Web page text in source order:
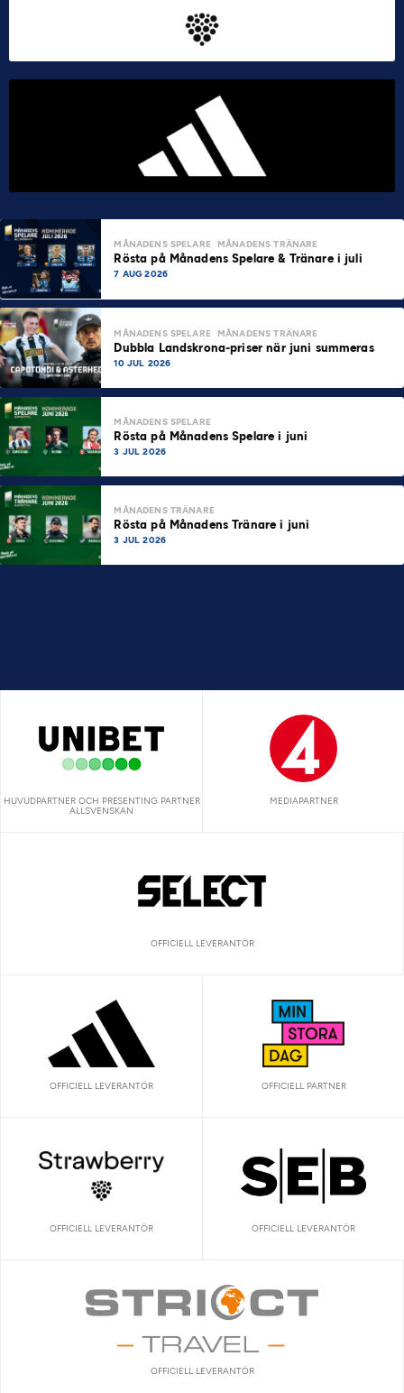
MÅNADENS SPELARE MÅNADENS TRÄNARE
Rösta på Månadens Spelare & Tränare i juli
7 AUG 2026
MÅNADENS SPELARE MÅNADENS TRÄNARE
Dubbla Landskrona-priser när juni summeras
10 JUL 2026
MÅNADENS SPELARE
Rösta på Månadens Spelare i juni
3 JUL 2026
MÅNADENS TRÄNARE
Rösta på Månadens Tränare i juni
3 JUL 2026
HUVUDPARTNER OCH PRESENTING PARTNER
ALLSVENSKAN
MEDIAPARTNER
OFFICIELL LEVERANTÖR
OFFICIELL LEVERANTÖR OFFICIELL PARTNER
OFFICIELL LEVERANTÖR OFFICIELL LEVERANTÖR
OFFICIELL LEVERANTÖR